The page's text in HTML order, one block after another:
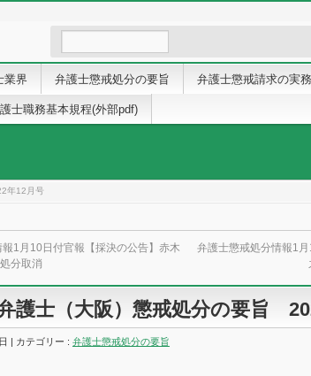
業界 弁護士懲戒処分の要旨 弁護士懲戒請求の実
士職務基本規程(外部pdf)
年12月号
1月10日付官報【採決の公告】赤木
分取消
弁護士懲戒処分情報1
護士（大阪）懲戒処分の要旨
| カテゴリー : 弁護士懲戒処分の要旨